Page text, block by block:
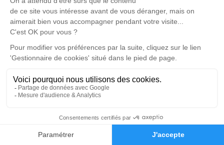
Faire-part Hommages
NOGUERON.
Un service de plantation d’arbre hommage est
disponible ici
Crémation
Crématorium d'Avignon
1483 Chemin du Lavarin